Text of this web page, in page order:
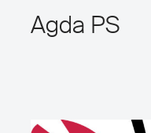
Agda PS